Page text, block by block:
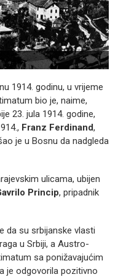
1914. godinu, u vrijeme
bio je, naime,
23. jula 1914. godine,
Franz Ferdinand,
je u Bosnu da nadgleda
ulicama, ubijen
Princip, pripadnik
da su srbijanske vlasti
u Srbiji, a Austro-
sa ponižavajućim
je odgovorila pozitivno